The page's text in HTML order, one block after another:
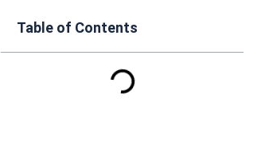
Table of Contents